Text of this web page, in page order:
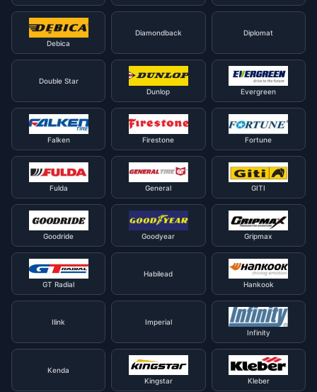
Debica
Diamondback Diplomat
Double Star
Dunlop
Evergreen
Falken Firestone Fortune
Fulda General GITI
Goodride Goodyear Gripmax
GT Radial
Habilead
Hankook
Ilink
Imperial
Infinity
Kenda
Kingstar
Kleber